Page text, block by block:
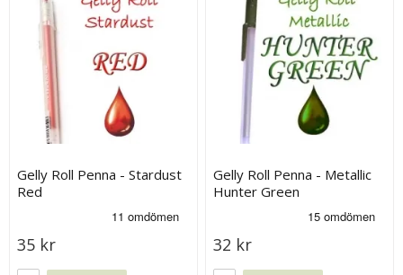
Gelly Roll Penna - Stardust
Red
35 kr
Gelly Roll Penna - Metallic
Hunter Green
32 kr